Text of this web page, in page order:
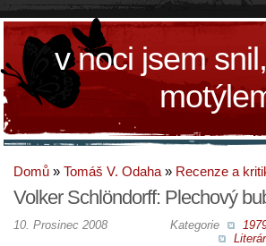
v noci jsem
Domů » Tomáš V. Odaha » Recenze a
Volker Schlöndorff: Plechový
Kategorie
10. Prosinec 2008